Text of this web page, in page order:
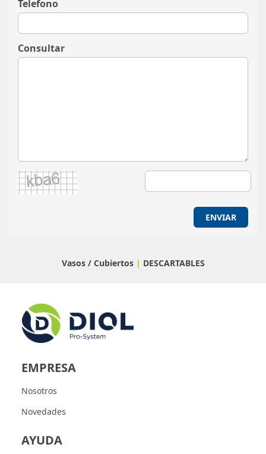
Telefono
Consultar
ENVIAR
Vasos / Cubiertos| DESCARTABLES
EMPRESA
Nosotros
Novedades
AYUDA